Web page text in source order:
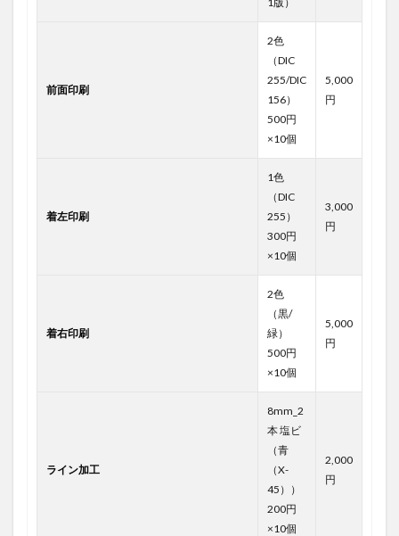
前面印刷
2色
（DIC
255/DIC
156）
500円
×10個
5,000
円
着左印刷
1色
（DIC
255）
300円
×10個
3,000
円
着右印刷
2色
（黒/
緑）
500円
×10個
5,000
円
ライン加工
8mm_2
本 塩ビ
（青
（X-
45））
200円
×10個
2,000
円